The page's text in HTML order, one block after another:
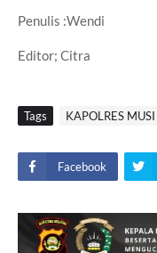
Penulis :Wendi
Editor; Citra
Tags KAPOLRES
Facebook